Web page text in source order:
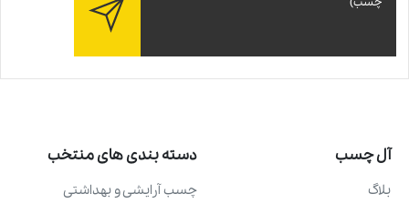
آل چسب
بلاگ
دسته بندی های منتخب
چسب آرايشی و بهداشتی